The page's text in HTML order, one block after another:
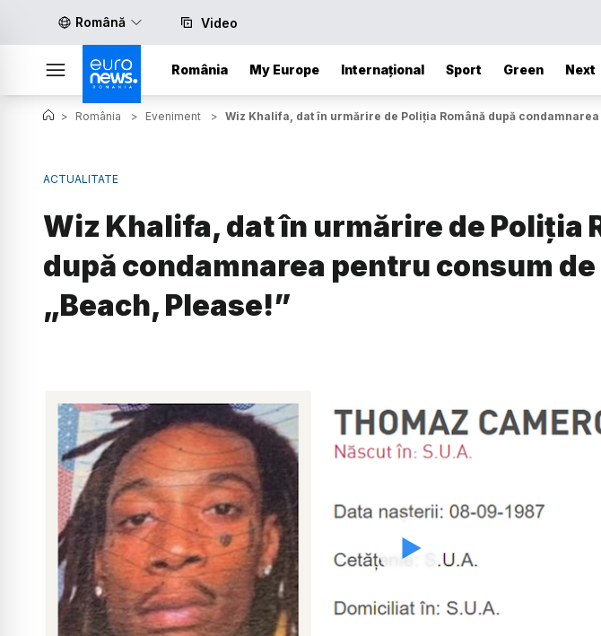
Română Video
România My Europe Internațional Sport Green Next
> România > Eveniment > Wiz Khalifa, dat în urmărire de Poliția Română după
ACTUALITATE
Wiz Khalifa, dat în urmărire de Poliția
după condamnarea pentru consum
„Beach, Please!”
Watch